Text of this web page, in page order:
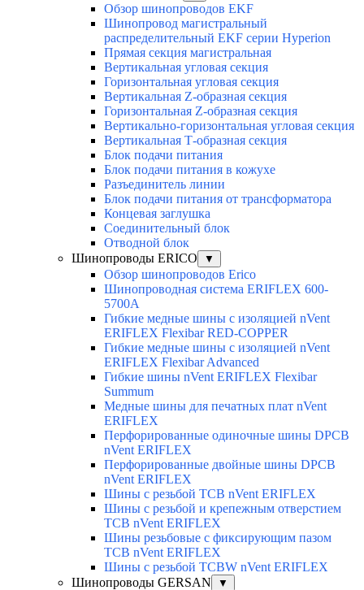
Обзор шинопроводов EKF
Шинопровод магистральный
распределительный EKF серии Hyperion
Прямая секция магистральная
Вертикальная угловая секция
Горизонтальная угловая секция
Вертикальная Z-образная секция
Горизонтальная Z-образная секция
Вертикально-горизонтальная угловая секция
Вертикальная Т-образная секция
Блок подачи питания
Блок подачи питания в кожухе
Разъединитель линии
Блок подачи питания от трансформатора
Концевая заглушка
Соединительный блок
Отводной блок
Шинопроводы ERICO
▼
Обзор шинопроводов Erico
Шинопроводная система ERIFLEX 600-
5700A
Гибкие медные шины с изоляцией nVent
ERIFLEX Flexibar RED-COPPER
Гибкие медные шины с изоляцией nVent
ERIFLEX Flexibar Advanced
Гибкие шины nVent ERIFLEX Flexibar
Summum
Медные шины для печатных плат nVent
ERIFLEX
Перфорированные одиночные шины DPCB
nVent ERIFLEX
Перфорированные двойные шины DPCB
nVent ERIFLEX
Шины с резьбой TCB nVent ERIFLEX
Шины с резьбой и крепежным отверстием
TCB nVent ERIFLEX
Шины резьбовые с фиксирующим пазом
TCB nVent ERIFLEX
Шины с резьбой TCBW nVent ERIFLEX
Шинопроводы GERSAN
▼